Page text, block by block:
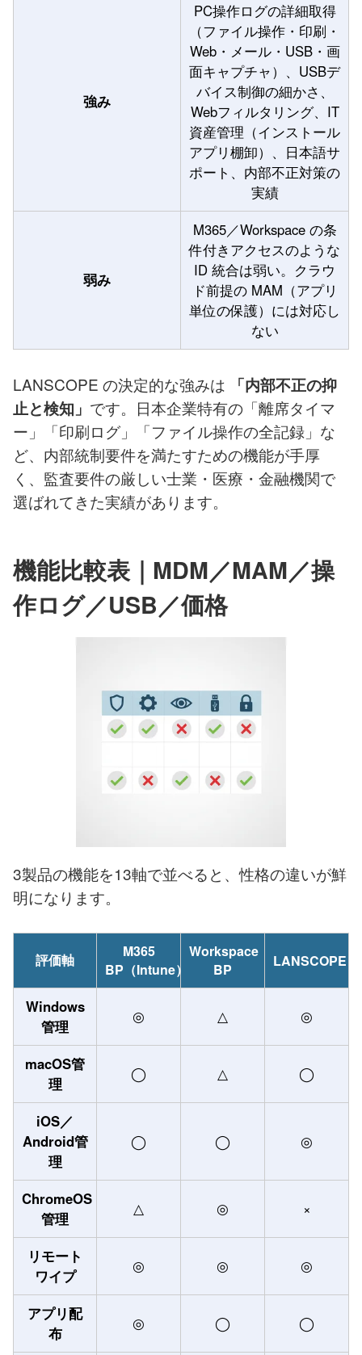
強み
PC操作ログの詳細取得
（ファイル操作・印刷・
Web・メール・USB・画
面キャプチャ）、USBデ
バイス制御の細かさ、
Webフィルタリング、IT
資産管理（インストール
アプリ棚卸）、日本語サ
ポート、内部不正対策の
実績
弱み
M365／Workspace の条
件付きアクセスのような
ID 統合は弱い。クラウ
ド前提の MAM（アプリ
単位の保護）には対応し
ない
LANSCOPE の決定的な強みは
「内部不正の抑
止と検知」 です。日本企業特有の「離席タイマ
ー」「印刷ログ」「ファイル操作の全記録」な
ど、内部統制要件を満たすための機能が手厚
く、監査要件の厳しい士業・医療・金融機関で
選ばれてきた実績があります。
機能比較表｜MDM／MAM／操
作ログ／USB／価格
3製品の機能を13軸で並べると、性格の違いが鮮
明になります。
評価軸
M365
BP（Intune）
Workspace
BP
LANSCOPE
Windows
管理
◎ △ ◎
macOS管
理
◯ △ ◯
iOS／
Android管
理
◯ ◯ ◎
ChromeOS
管理
△ ◎ ×
リモート
ワイプ
◎ ◎ ◎
アプリ配
布
◎ ◯ ◯